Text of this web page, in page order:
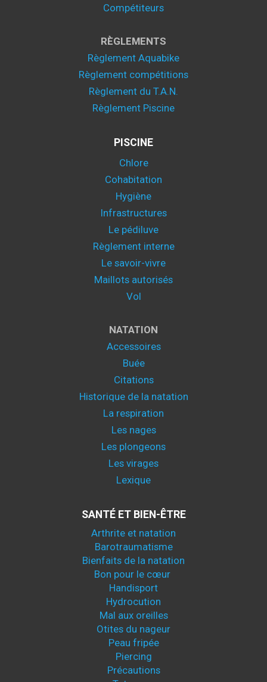
Compétiteurs
RÈGLEMENTS
Règlement Aquabike
Règlement compétitions
Règlement du T.A.N.
Règlement Piscine
PISCINE
Chlore
Cohabitation
Hygiène
Infrastructures
Le pédiluve
Règlement interne
Le savoir-vivre
Maillots autorisés
Vol
NATATION
Accessoires
Buée
Citations
Historique de la natation
La respiration
Les nages
Les plongeons
Les virages
Lexique
SANTÉ ET BIEN-ÊTRE
Arthrite et natation
Barotraumatisme
Bienfaits de la natation
Bon pour le cœur
Handisport
Hydrocution
Mal aux oreilles
Otites du nageur
Peau fripée
Piercing
Précautions